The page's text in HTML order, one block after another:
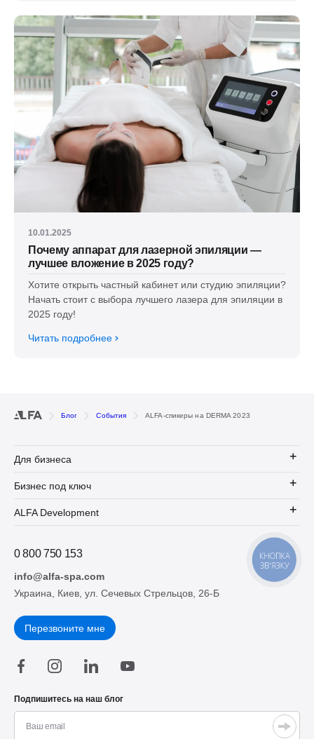
10.01.2025
Почему аппарат для лазерной эпиляции —
лучшее вложение в 2025 году?
Хотите открыть частный кабинет или студию эпиляции?
Начать стоит с выбора лучшего лазера для эпиляции в
2025 году!
Читать подробнее
Блог События ALFA-спикеры на DERMA 2023
Для бизнеса
Бизнес под ключ
ALFA Development
0 800 750 153
info@alfa-spa.com
Украина, Киев, ул. Сечевых Стрельцов, 26-Б
Перезвоните мне
Подпишитесь на наш блог
КНОПКА
ЗВ'ЯЗКУ